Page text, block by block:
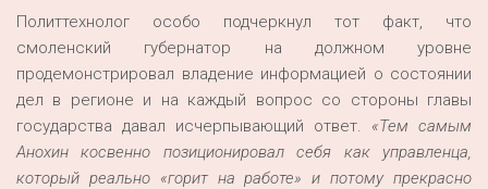
Политтехнолог особо подчеркнул тот факт, что
смоленский губернатор на должном уровне
продемонстрировал владение информацией о состоянии
дел в регионе и на каждый вопрос со стороны главы
государства давал исчерпывающий ответ. «Тем самым
Анохин косвенно позиционировал себя как управленца,
который реально «горит на работе» и потому прекрасно